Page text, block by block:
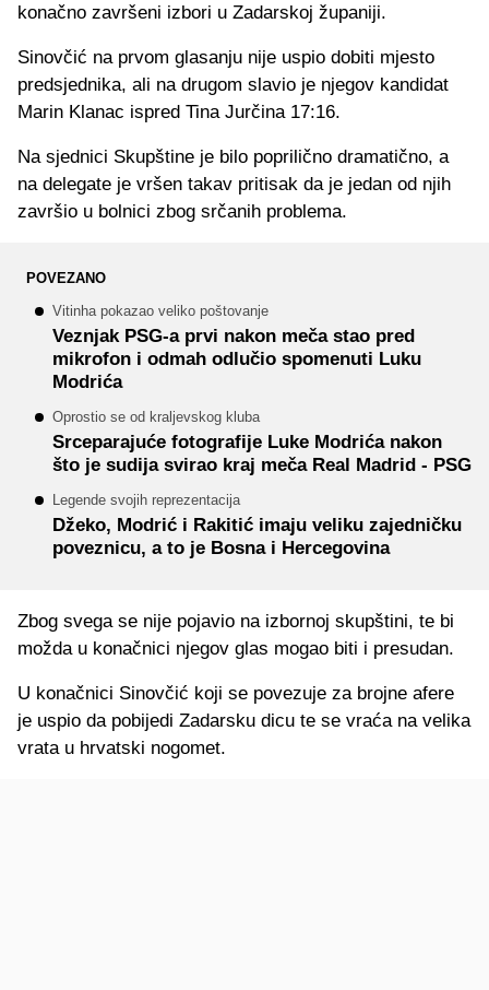
konačno završeni izbori u Zadarskoj županiji.
Sinovčić na prvom glasanju nije uspio dobiti mjesto
predsjednika, ali na drugom slavio je njegov kandidat
Marin Klanac ispred Tina Jurčina 17:16.
Na sjednici Skupštine je bilo poprilično dramatično, a
na delegate je vršen takav pritisak da je jedan od njih
završio u bolnici zbog srčanih problema.
POVEZANO
Vitinha pokazao veliko poštovanje
Veznjak PSG-a prvi nakon meča stao pred
mikrofon i odmah odlučio spomenuti Luku
Modrića
Oprostio se od kraljevskog kluba
Srceparajuće fotografije Luke Modrića nakon
što je sudija svirao kraj meča Real Madrid - PSG
Legende svojih reprezentacija
Džeko, Modrić i Rakitić imaju veliku zajedničku
poveznicu, a to je Bosna i Hercegovina
Zbog svega se nije pojavio na izbornoj skupštini, te bi
možda u konačnici njegov glas mogao biti i presudan.
U konačnici Sinovčić koji se povezuje za brojne afere
je uspio da pobijedi Zadarsku dicu te se vraća na velika
vrata u hrvatski nogomet.